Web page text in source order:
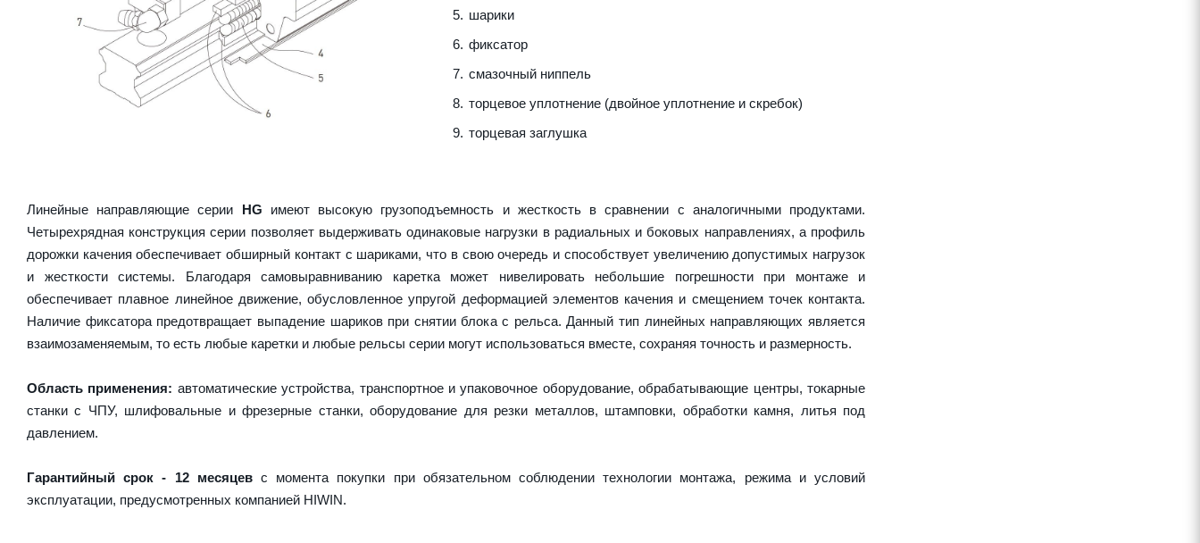
шарики
фиксатор
смазочный ниппель
торцевое уплотнение (двойное уплотнение и скребок)
торцевая заглушка
Линейные направляющие серии HG имеют высокую грузоподъемность и жесткость в сравнении с аналогичными продуктами.
Четырехрядная конструкция серии позволяет выдерживать одинаковые нагрузки в радиальных и боковых направлениях, а профиль
дорожки качения обеспечивает обширный контакт с шариками, что в свою очередь и способствует увеличению допустимых нагрузок
и жесткости системы. Благодаря самовыравниванию каретка может нивелировать небольшие погрешности при монтаже и
обеспечивает плавное линейное движение, обусловленное упругой деформацией элементов качения и смещением точек контакта.
Наличие фиксатора предотвращает выпадение шариков при снятии блока с рельса. Данный тип линейных направляющих является
взаимозаменяемым, то есть любые каретки и любые рельсы серии могут использоваться вместе, сохраняя точность и размерность.
Область применения: автоматические устройства, транспортное и упаковочное оборудование, обрабатывающие центры, токарные
станки с ЧПУ, шлифовальные и фрезерные станки, оборудование для резки металлов, штамповки, обработки камня, литья под
давлением.
Гарантийный срок - 12 месяцевс момента покупки при обязательном соблюдении технологии монтажа, режима и условий
эксплуатации, предусмотренных компанией HIWIN.